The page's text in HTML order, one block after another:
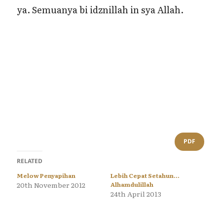
ya. Semuanya bi idznillah in sya Allah.
PDF
RELATED
Melow Penyapihan
20th November 2012
Lebih Cepat Setahun…
Alhamdulillah
24th April 2013